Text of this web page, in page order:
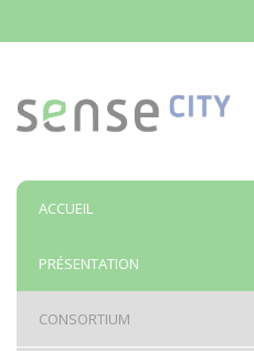
ACCUEIL
PRÉSENTATION
CONSORTIUM